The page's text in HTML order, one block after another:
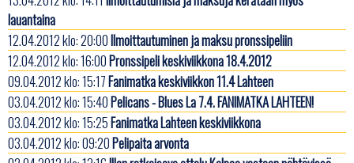
lauantaina
12.04.2012 klo: 20:00Ilmoittautuminen ja maksu pronssipeliin
12.04.2012 klo: 16:00Pronssipeli keskiviikkona 18.4.2012
09.04.2012 klo: 15:17Fanimatka keskiviikkon 11.4 Lahteen
03.04.2012 klo: 15:40Pelicans - Blues La 7.4. FANIMATKA LAHTEEN!
03.04.2012 klo: 15:25Fanimatka Lahteen keskiviikkona
03.04.2012 klo: 09:20Pelipaita arvonta